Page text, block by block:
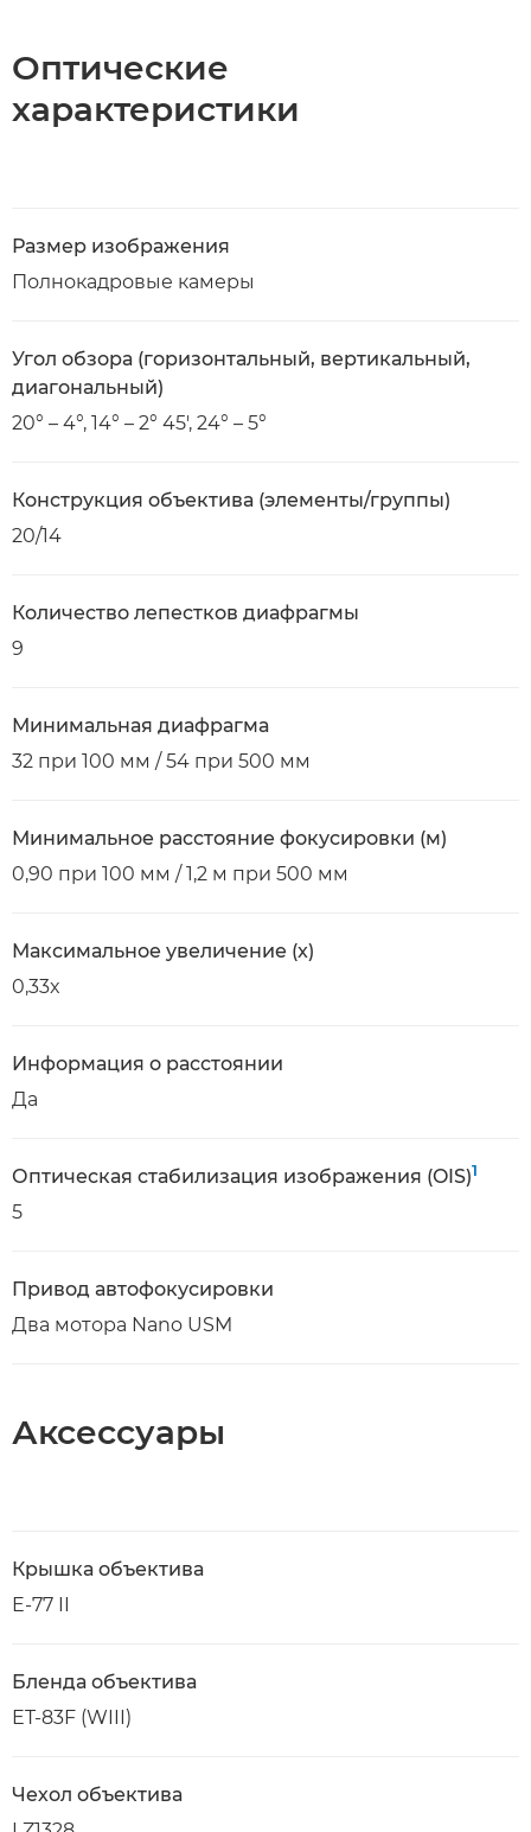
Оптические
характеристики
Размер изображения
Полнокадровые камеры
Угол обзора (горизонтальный, вертикальный,
диагональный)
20° – 4°, 14° – 2° 45', 24° – 5°
Конструкция объектива (элементы/группы)
20/14
Количество лепестков диафрагмы
9
Минимальная диафрагма
32 при 100 мм / 54 при 500 мм
Минимальное расстояние фокусировки (м)
0,90 при 100 мм / 1,2 м при 500 мм
Максимальное увеличение (x)
0,33x
Информация о расстоянии
Да
Оптическая стабилизация изображения (OIS)1
5
Привод автофокусировки
Два мотора Nano USM
Аксессуары
Крышка объектива
E-77 II
Бленда объектива
ET-83F (WIII)
Чехол объектива